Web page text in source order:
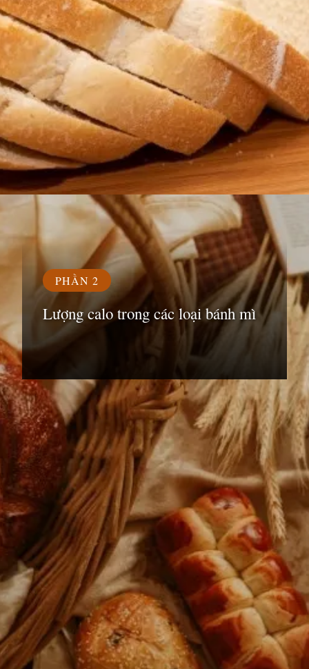
https://susach.edu.vn/banh-mi-bao-nhieu-calo
PHẦN 2
Lượng calo trong các loại bánh mì